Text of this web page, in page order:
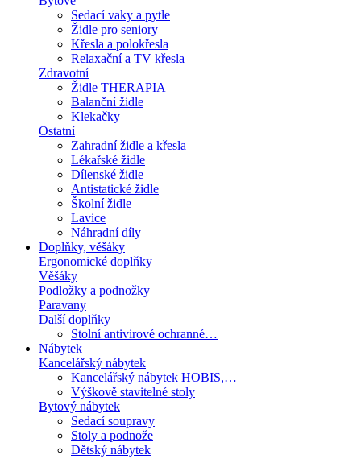
Sedací vaky a pytle
Židle pro seniory
Křesla a polokřesla
Relaxační a TV křesla
Zdravotní
Židle THERAPIA
Balanční židle
Klekačky
Ostatní
Zahradní židle a křesla
Lékařské židle
Dílenské židle
Antistatické židle
Školní židle
Lavice
Náhradní díly
Doplňky, věšáky
Ergonomické doplňky
Věšáky
Podložky a podnožky
Paravany
Další doplňky
Stolní antivirové ochranné…
Nábytek
Kancelářský nábytek
Kancelářský nábytek HOBIS,…
Výškově stavitelné stoly
Bytový nábytek
Sedací soupravy
Stoly a podnože
Dětský nábytek